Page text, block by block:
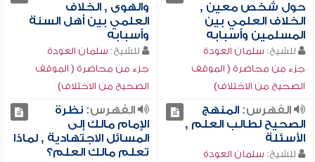
حول شخص معين ,
الخلاف العلمي بين
المسلمين وأسبابه
للشيخ: سلمان العودة
جزء من محاضرة ( الموقف
الصحيح من الاختلاف)
والهوى , الخلاف
العلمي بين أهل السنة
وأسبابه
للشيخ: سلمان العودة
جزء من محاضرة ( الموقف
الصحيح من الاختلاف)
الفهرس:المنهج
الصحيح لطالب العلم ,
الأسئلة
للشيخ: سلمان العودة
الفهرس:نظرة
الإمام مالك إلى
المسائل الاجتهادية , لماذا
تعلم مالك العلم؟